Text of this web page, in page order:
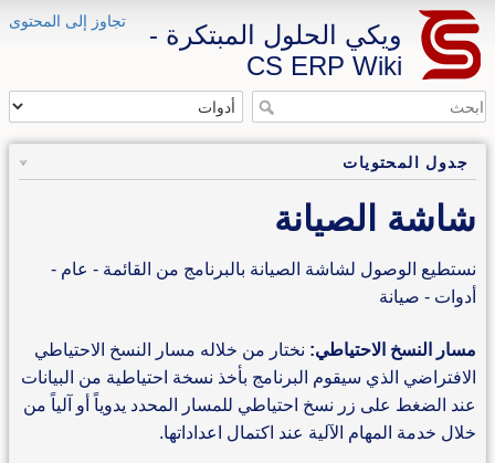
تجاوز إلى المحتوى
ويكي الحلول المبتكرة -
CS ERP Wiki
جدول المحتويات
شاشة الصيانة
نستطيع الوصول لشاشة الصيانة بالبرنامج من القائمة - عام -
أدوات - صيانة
مسار النسخ الاحتياطي: نختار من خلاله مسار النسخ الاحتياطي
الافتراضي الذي سيقوم البرنامج بأخذ نسخة احتياطية من البيانات
عند الضغط على زر نسخ احتياطي للمسار المحدد يدوياً أو آلياً من
خلال خدمة المهام الآلية عند اكتمال اعداداتها.